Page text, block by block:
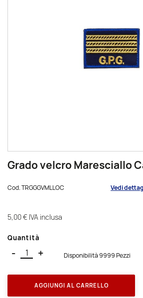
Grado velcro Maresciallo
Cod.TRGGGVMLLOC Vedi
5,00 € IVA inclusa
Quantità
- + Disponibilità 9999 Pezzi
AGGIUNGI AL CARRELLO